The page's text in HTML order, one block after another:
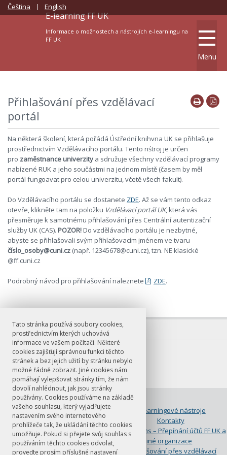
Tato stránka používá soubory cookies,
prostřednictvím kterých uchovává
informace ve vašem počítači. Některé
cookies zajišťují správnou funkci těchto
stránek a bez jejich užití by stránku nebylo
možné řádně zobrazit. Jiné cookies nám
pomáhají vylepšovat stránky tím, že nám
dovolí nahlédnout, jak jsou stránky
používány. Cookies používáme na základě
vašeho souhlasu, který vyjadřujete
nastavením svého internetového
prohlížeče tak, že ukládání těchto cookies
umožňuje. Pokud si přejete svůj souhlas s
používáním těchto cookies odvolat,
proveďte prosím příslušné nastavení
E-learning FF UK
Informace o možnostech a nástrojích e-learningu na
FF UK
Přihlašování přes vzdělávací
portál
Na některá školení, která pořádá Ústřední knihvna UK se přihlašuje
prostřednictvím Vzdělávacího portálu. Tento nśtroj je určen
pro zaměstnance univerzity a sdružuje všechny vzdělávací programy
nabízené RUK a jeho součástmi na jednom místě (časem by měl
portál fungoavat pro celou univerzitu, včetě všech fakult).
Do Vzdělávacího portálu se dostanete ZDE. Až se vám tento odkaz
otevře, klikněte tam na položku Vzdělávací portál UK, která vás
přesměruje k samotnému přihlašování přes Centrální autentizační
služby UK (CAS). POZOR!Do vzdělávacího portálu je nezbytné,
abyste se přihlašovali svým přihlašovacím jménem ve tvaru
číslo_osoby@cuni.cz (např. 12345678@cuni.cz), tzn. NE klasické
@ff.cuni.cz
Podrobný návod pro přihlašování naleznete ZDE.
Menu
Čeština English
© FF UK 2026
Domovská stránka
E-learningové nástroje
Hardware
Kontakty
MS Copilot
MS Teams – Přepínání účtů FF UK a
jiné organizace
Návody k obsluze
Přihlašování přes vzdělávací